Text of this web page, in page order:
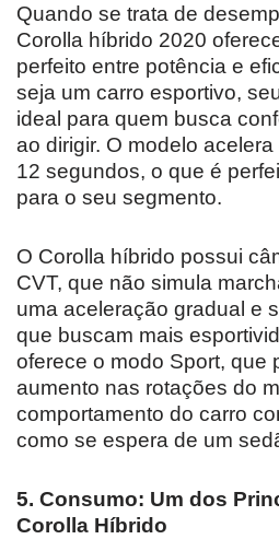
Quando se trata de
Corolla híbrido 2020
perfeito entre potência e
seja um carro esportivo,
ideal para quem busca
ao dirigir. O modelo
12 segundos, o que é
para o seu segmento.
O Corolla híbrido possui
CVT, que não simula
uma aceleração gradual e
que buscam mais
oferece o modo Sport, que
aumento nas rotações do
comportamento do carro
como se espera de um
5. Consumo: Um dos
Corolla Híbrido